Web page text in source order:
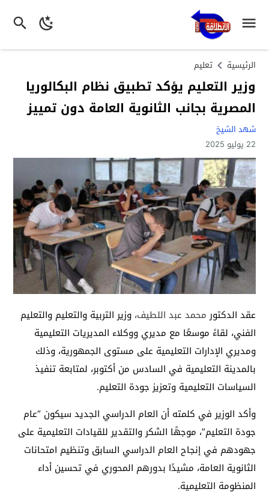
الرئيسية تعليم
وزير التعليم يؤكد تطبيق نظام البكالوريا
المصرية بجانب الثانوية العامة دون تمييز
شهد الشيخ
22 يوليو 2025
عقد الدكتورمحمد عبد اللطيف، وزير التربية والتعليم والتعليم
الفني، لقاءً موسعًا مع مديري ووكلاء المديريات التعليمية
ومديري الإدارات التعليمية على مستوى الجمهورية، وذلك
بالمدينة التعليمية في السادس من أكتوبر، لمتابعة تنفيذ
السياسات التعليمية وتعزيز جودة التعليم.
وأكد الوزير في كلمته أن العام الدراسي الجديد سيكون “عام
جودة التعليم”، موجهًا الشكر والتقدير للقيادات التعليمية على
جهودهم في إنجاح العام الدراسي السابق وتنظيم امتحانات
الثانوية العامة، مشيدًا بدورهم المحوري في تحسين أداء
المنظومة التعليمية.